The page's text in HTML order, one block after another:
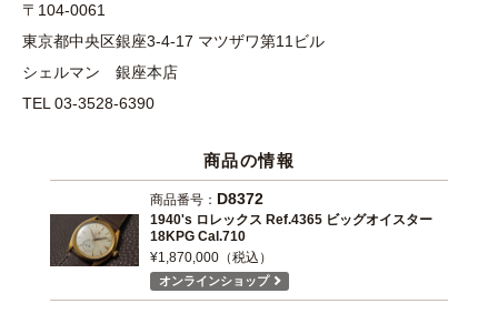
〒104-0061
東京都中央区銀座3-4-17 マツザワ第11ビル
シェルマン 銀座本店
TEL 03-3528-6390
商品の情報
商品番号： D8372
1940's ロレックス Ref.4365 ビッグオイスター
18KPG Cal.710
¥1,870,000（税込）
オンラインショップ